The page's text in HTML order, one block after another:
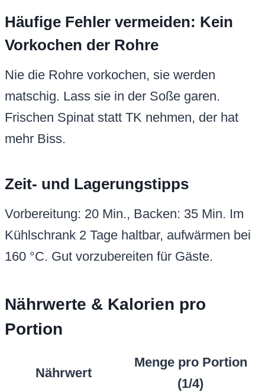
Häufige Fehler vermeiden: Kein
Vorkochen der Rohre
Nie die Rohre vorkochen, sie werden
matschig. Lass sie in der Soße garen.
Frischen Spinat statt TK nehmen, der hat
mehr Biss.
Zeit- und Lagerungstipps
Vorbereitung: 20 Min., Backen: 35 Min. Im
Kühlschrank 2 Tage haltbar, aufwärmen bei
160 °C. Gut vorzubereiten für Gäste.
Nährwerte & Kalorien pro
Portion
Nährwert
Menge pro Portion
(1/4)